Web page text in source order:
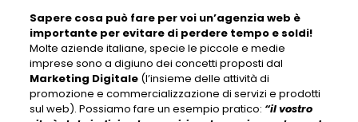
Sapere cosa può fare per voi un’agenzia web è
importante per evitare di perdere tempo e soldi!
Molte aziende italiane, specie le piccole e medie
imprese sono a digiuno dei concetti proposti dal
Marketing Digitale(l’insieme delle attività di
promozione e commercializzazione di servizi e prodotti
sul web). Possiamo fare un esempio pratico: “il vostro